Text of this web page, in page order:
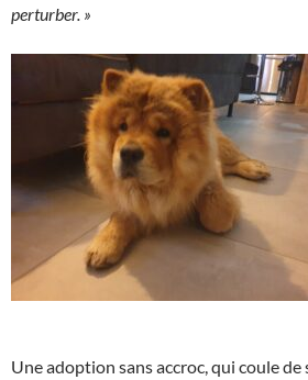
perturber. »
Une adoption sans accroc, qui coule de